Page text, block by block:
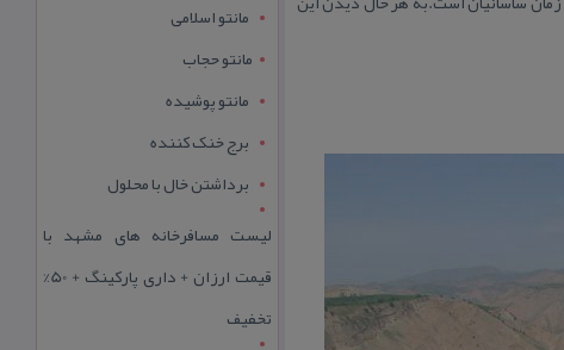
مانتو اسلامی
مانتو حجاب
مانتو پوشیده
برج خنک کننده
برداشتن خال با محلول
لیست مسافرخانه های مشهد با
قیمت ارزان + داری پارکینگ + 50%
تخفیف